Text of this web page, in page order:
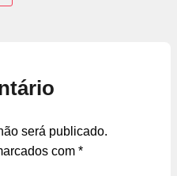
será publicado.
com *